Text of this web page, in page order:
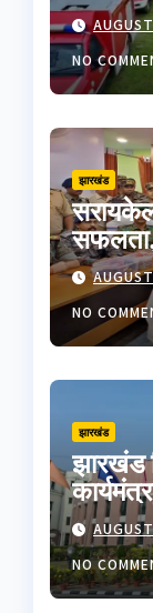
रवाना;
झंडी
NO
झारखंड
नक्सली
मात्रा में
NO
झारखंड
झारखंड
फैसले;
पर
NO